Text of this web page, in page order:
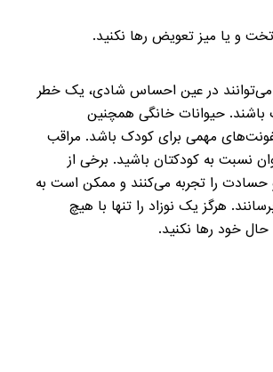
و یا میز تعویض رها نکنید.
می‌توانند در عین احساس شادی، یک خطر
حیوانات خانگی همچنین
مهمی برای کودک باشد. مراقب
نسبت به کودکتان باشید. برخی از
را تجربه می‌کنند و ممکن است به
هرگز یک نوزاد را تنها با هیچ
خود رها نکنید.